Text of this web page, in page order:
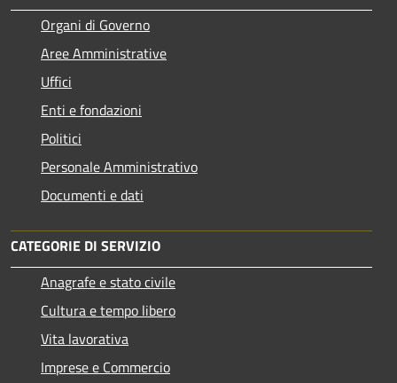
Organi di Governo
Aree Amministrative
Uffici
Enti e fondazioni
Politici
Personale Amministrativo
Documenti e dati
CATEGORIE DI SERVIZIO
Anagrafe e stato civile
Cultura e tempo libero
Vita lavorativa
Imprese e Commercio